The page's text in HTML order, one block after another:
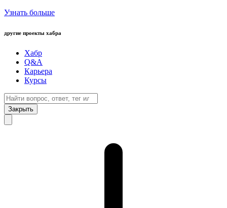
Узнать больше
другие проекты хабра
Хабр
Q&A
Карьера
Курсы
Закрыть